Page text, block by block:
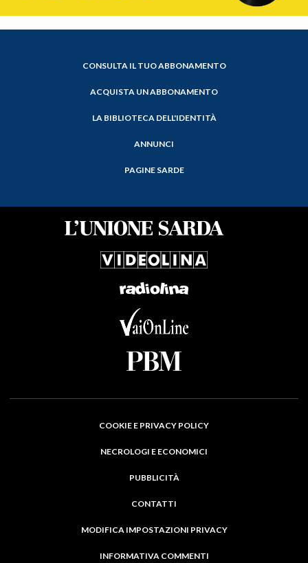
CONSULTA IL TUO ABBONAMENTO
ACQUISTA UN ABBONAMENTO
LA BIBLIOTECA DELL'IDENTITÀ
ANNUNCI
PAGINE SARDE
COOKIE E PRIVACY POLICY
NECROLOGI E ECONOMICI
PUBBLICITÀ
CONTATTI
MODIFICA IMPOSTAZIONI PRIVACY
INFORMATIVA COMMENTI